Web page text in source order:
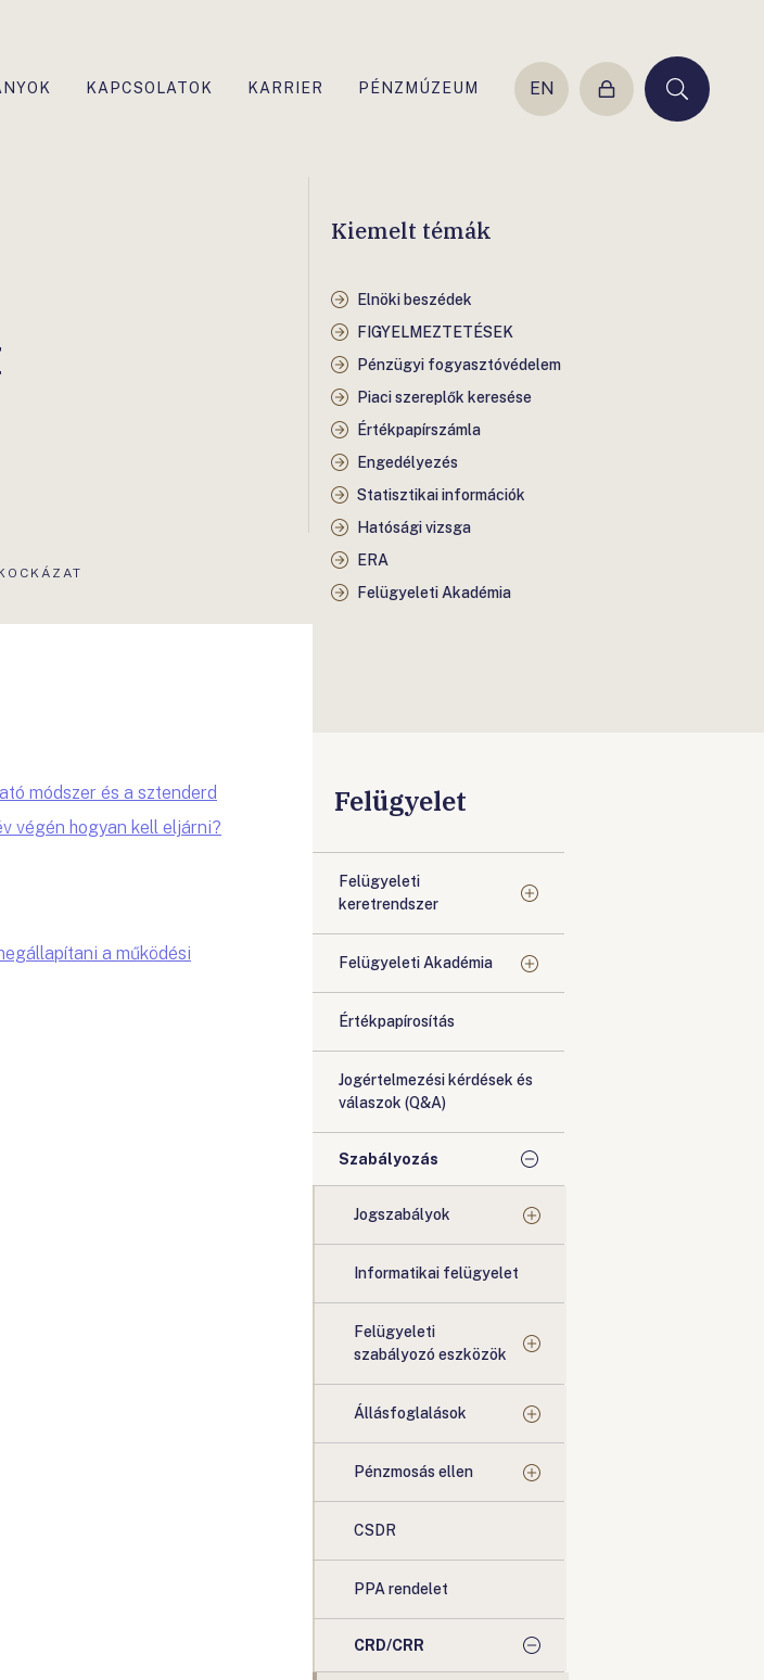
KAPCSOLATOK KARRIER PÉNZMÚZEUM EN
Belépés Keresés
Kiemelt témák
Elnöki beszédek
FIGYELMEZTETÉSEK
Pénzügyi fogyasztóvédelem
Piaci szereplők keresése
Értékpapírszámla
Engedélyezés
Statisztikai információk
Hatósági vizsga
ERA
Felügyeleti Akadémia
módszer és a sztenderd
végén hogyan kell eljárni?
a működési
Felügyelet
Felügyeleti
keretrendszer
Felügyeleti Akadémia
Értékpapírosítás
Jogértelmezési kérdések és
válaszok (Q&A)
Szabályozás
Jogszabályok
Informatikai felügyelet
Felügyeleti
szabályozó eszközök
Állásfoglalások
Pénzmosás ellen
CSDR
PPA rendelet
CRD/CRR